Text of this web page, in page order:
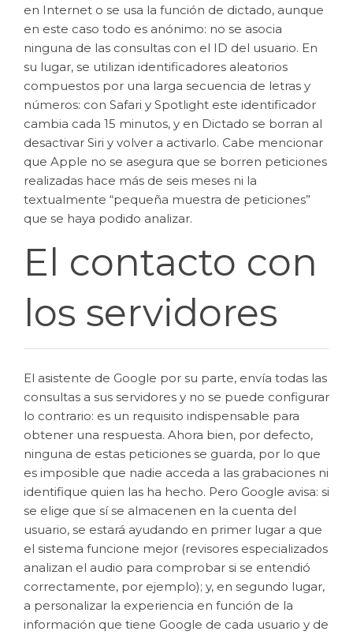
en Internet o se usa la función de dictado, aunque
en este caso todo es anónimo: no se asocia
ninguna de las consultas con el ID del usuario. En
su lugar, se utilizan identificadores aleatorios
compuestos por una larga secuencia de letras y
números: con Safari y Spotlight este identificador
cambia cada 15 minutos, y en Dictado se borran al
desactivar Siri y volver a activarlo. Cabe mencionar
que Apple no se asegura que se borren peticiones
realizadas hace más de seis meses ni la
textualmente “pequeña muestra de peticiones”
que se haya podido analizar.
El contacto con
los servidores
El asistente de Google por su parte, envía todas las
consultas a sus servidores y no se puede configurar
lo contrario: es un requisito indispensable para
obtener una respuesta. Ahora bien, por defecto,
ninguna de estas peticiones se guarda, por lo que
es imposible que nadie acceda a las grabaciones ni
identifique quien las ha hecho. Pero Google avisa: si
se elige que sí se almacenen en la cuenta del
usuario, se estará ayudando en primer lugar a que
el sistema funcione mejor (revisores especializados
analizan el audio para comprobar si se entendió
correctamente, por ejemplo); y, en segundo lugar,
a personalizar la experiencia en función de la
información que tiene Google de cada usuario y de